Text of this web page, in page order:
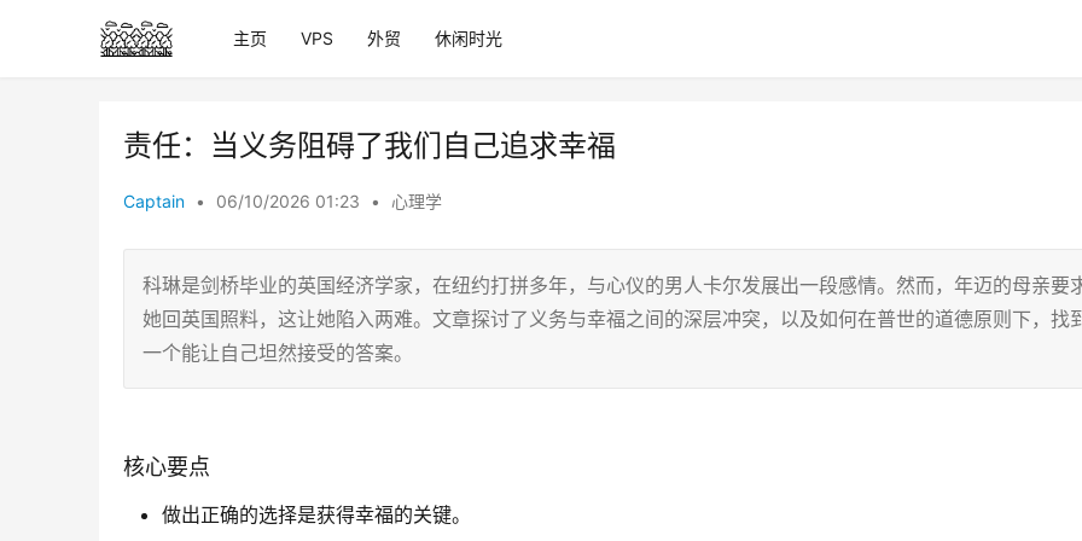
主页 VPS 外贸 休闲时光
责任：当义务阻碍了我们自己追求幸福
Captain • 06/10/2026 01:23 • 心理学
科琳是剑桥毕业的英国经济学家，在纽约打拼多年，与心仪的男人卡尔发展出一段感情。然而，年迈的母亲要
她回英国照料，这让她陷入两难。文章探讨了义务与幸福之间的深层冲突，以及如何在普世的道德原则下，找
一个能让自己坦然接受的答案。
核心要点
做出正确的选择是获得幸福的关键。